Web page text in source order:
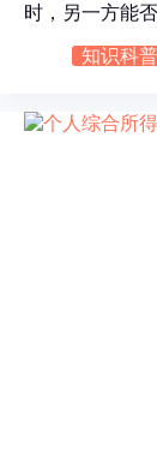
时，另一方能
知识科普